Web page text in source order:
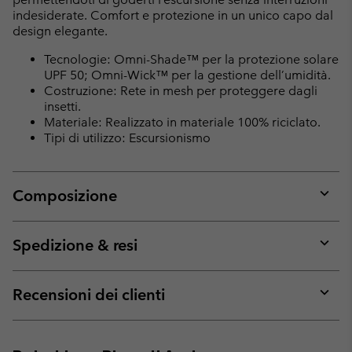
indesiderate. Comfort e protezione in un unico capo dal
design elegante.
Tecnologie: Omni-Shade™ per la protezione solare
UPF 50; Omni-Wick™ per la gestione dell’umidità.
Costruzione: Rete in mesh per proteggere dagli
insetti.
Materiale: Realizzato in materiale 100% riciclato.
Tipi di utilizzo: Escursionismo
Composizione
or
Spedizione & resi
or
Recensioni dei clienti
or